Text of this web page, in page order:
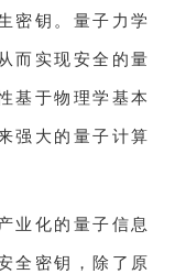
密钥。量子力学
而实现安全的量
基于物理学基本
强大的量子计算
业化的量子信息
全密钥，除了原